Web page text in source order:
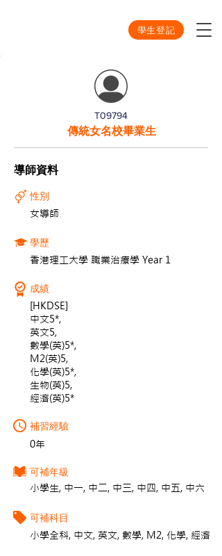
學生登記
T09794
傳統女名校畢業生
導師資料
性別
女導師
學歷
香港理工大學 職業治療學 Year 1
成績
[HKDSE]
中文5*,
英文5,
數學(英)5*,
M2(英)5,
化學(英)5*,
生物(英)5,
經濟(英)5*
補習經驗
0年
可補年級
小學生, 中一, 中二, 中三, 中四, 中五, 中六
可補科目
小學全科, 中文, 英文, 數學, M2, 化學, 經濟